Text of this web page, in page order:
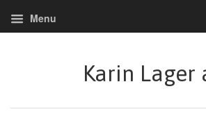
Menu
Karin Lager